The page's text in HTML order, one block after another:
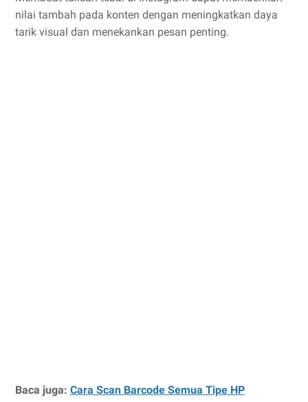
nilai tambah pada konten dengan meningkatkan daya
tarik visual dan menekankan pesan penting.
Baca juga: Cara Scan Barcode Semua Tipe HP